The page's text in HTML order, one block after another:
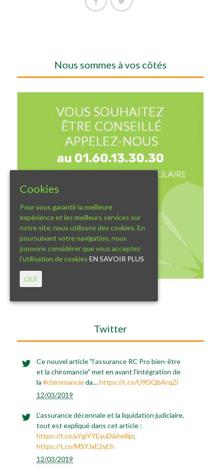
Nous sommes à vos côtés
Twitter
Ce nouvel article "l’assurance RC Pro bien-être
et la chiromancie" met en avant l'intégration de
la #chiromancieda…https://t.co/U9DQbArqZi
12/03/2019
L'assurance décennale et la liquidation judiciaire,
tout est expliqué dans cet article :
https://t.co/aYgiYYEyuD&hellip;
https://t.co/MSYJxE2vEh
12/03/2019
Cookies
Pour vous garantir la meilleure
expérience et les meilleurs services sur
notre site, nous utilisons des cookies. En
poursuivant votre navigation, nous
pouvons considérer que vous acceptez
l'utilisation de cookies EN SAVOIR PLUS
OUI